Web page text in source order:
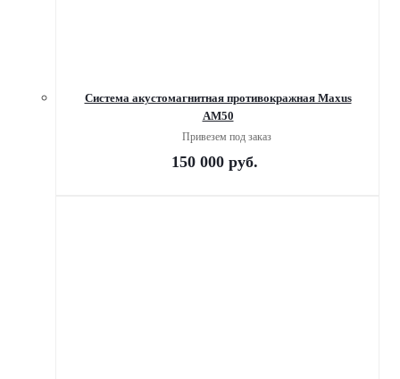
Система акустомагнитная противокражная Maxus
AM50
Привезем под заказ
150 000 руб.